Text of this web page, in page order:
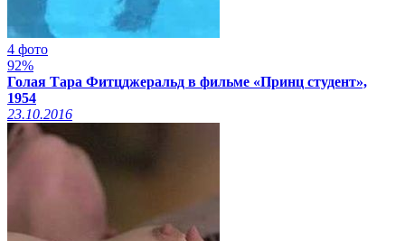
4 фото
92%
Голая Тара Фитцджеральд в фильме «Принц студент»,
1954
23.10.2016